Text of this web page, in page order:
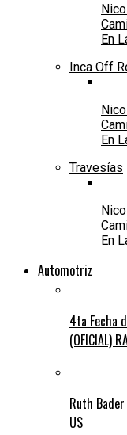
En
Inca Off
En
Travesías
En
Automotriz
4ta Fecha
(OFICIAL)
Ruth
US